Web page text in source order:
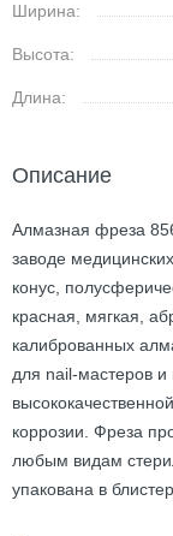
Ширина:
Высота:
Длина:
Описание
Алмазная фреза
заводе
конус,
красная, мягкая,
калиброванных
для nail-мастеров и
коррозии. Фреза
любым видам
упакована в блистер.